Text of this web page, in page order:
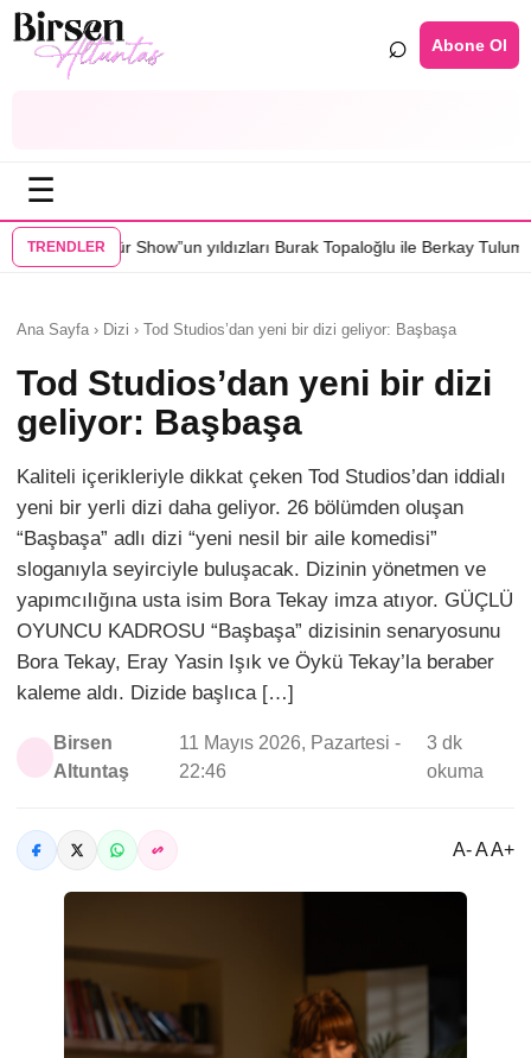
⌕ Abone Ol
☰
TRENDLER
yıldızları Burak Topaloğlu ile Berkay Tulumbacı “Ecünni” filminde
Ana Sayfa › Dizi › Tod Studios’dan yeni bir dizi geliyor: Başbaşa
Tod Studios’dan yeni bir dizi
geliyor: Başbaşa
Kaliteli içerikleriyle dikkat çeken Tod Studios’dan iddialı
yeni bir yerli dizi daha geliyor. 26 bölümden oluşan
“Başbaşa” adlı dizi “yeni nesil bir aile komedisi”
sloganıyla seyirciyle buluşacak. Dizinin yönetmen ve
yapımcılığına usta isim Bora Tekay imza atıyor. GÜÇLÜ
OYUNCU KADROSU “Başbaşa” dizisinin senaryosunu
Bora Tekay, Eray Yasin Işık ve Öykü Tekay’la beraber
kaleme aldı. Dizide başlıca […]
Birsen
Altuntaş
11 Mayıs 2026, Pazartesi -
22:46
3 dk
okuma
A- A A+